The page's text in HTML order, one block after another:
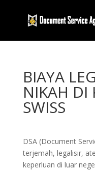
BIAYA
NIKAH DI
SWISS
DSA (Document
terjemah, legalisir,
keperluan di luar